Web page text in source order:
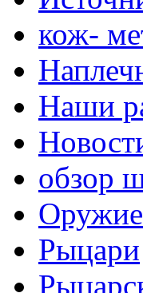
кож-
Наши
обзор
Оружие
Рыцари